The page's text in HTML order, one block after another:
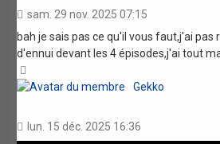
sam. 29 nov. 2025 07:15
bah je sais pas ce qu'il vous faut,j'ai pas
d'ennui devant les 4 épisodes,j'ai tout
Gekko
lun. 15 déc. 2025 16:36